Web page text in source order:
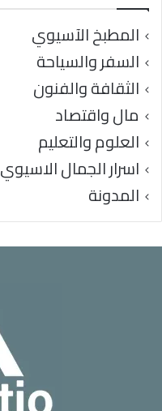
المطبخ الآسيوي
السفر والسياحة
الثقافة والفنون
مال واقتصاد
العلوم والتعليم
اسرار الجمال الاسيوي
المدونة